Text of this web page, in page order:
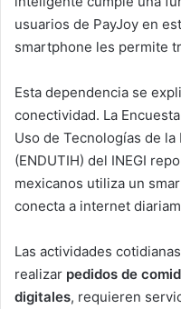
usuarios de PayJoy en
smartphone les permite
Esta dependencia se
conectividad. La
Uso de Tecnologías de
(ENDUTIH) del INEGI
mexicanos utiliza un
conecta a internet
Las actividades
realizar pedidos de
digitales, requieren